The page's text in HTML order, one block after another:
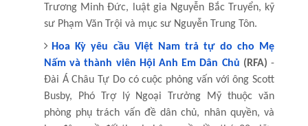
Trương Minh Đức, luật gia Nguyễn Bắc Truyển, kỹ
sư Phạm Văn Trội và mục sư Nguyễn Trung Tôn.
Hoa Kỳ yêu cầu Việt Nam trả tự do cho Mẹ
Nấm và thành viên Hội Anh Em Dân Chủ (RFA)-
Đài Á Châu Tự Do có cuộc phỏng vấn với ông Scott
Busby, Phó Trợ lý Ngoại Trưởng Mỹ thuộc văn
phòng phụ trách vấn đề dân chủ, nhân quyền, và